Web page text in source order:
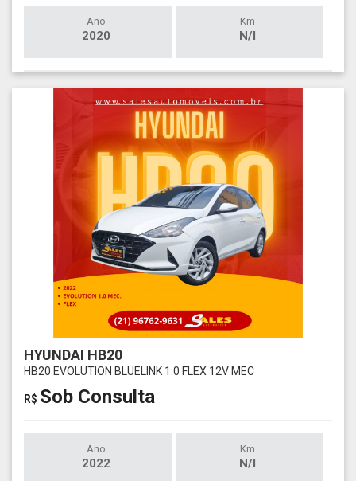
Ano
2020
Km
N/I
HYUNDAI HB20
HB20 EVOLUTION BLUELINK 1.0 FLEX 12V MEC
R$ Sob Consulta
Ano
2022
Km
N/I